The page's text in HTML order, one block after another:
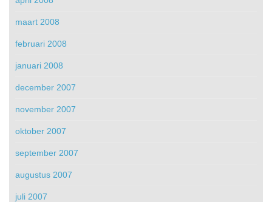
maart 2008
februari 2008
januari 2008
december 2007
november 2007
oktober 2007
september 2007
augustus 2007
juli 2007